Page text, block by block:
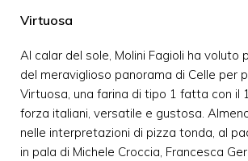
Virtuosa
Al calar del sole, Molini Fagioli ha voluto
del meraviglioso panorama di Celle per
Virtuosa, una farina di tipo 1 fatta con il
forza italiani, versatile e gustosa.
nelle interpretazioni di pizza tonda, al
in pala di Michele Croccia, Francesca